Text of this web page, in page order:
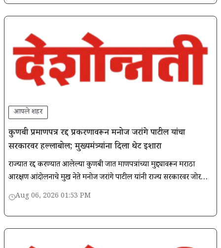
आपले शहर
कुणबी प्रमाणपत्र रद्द प्रकरणावरून मनोज जरांगे पाटील यांचा
सरकारवर हल्लाबोल; मुख्यमंत्र्यांना दिला थेट इशारा
राज्यात रद्द करण्यात आलेल्या कुणबी जात प्रमाणपत्रांच्या मुद्द्यावरून मराठा
आरक्षण आंदोलनाचे प्रमुख नेते मनोज जरांगे पाटील यांनी राज्य सरकारवर जोरदार
टीका केली आहे.
Aug 06, 2026 01:53 PM